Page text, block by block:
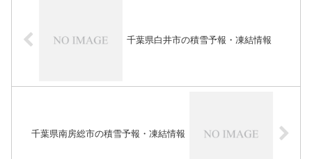
千葉県白井市の積雪予報・凍結情報
千葉県南房総市の積雪予報・凍結情報